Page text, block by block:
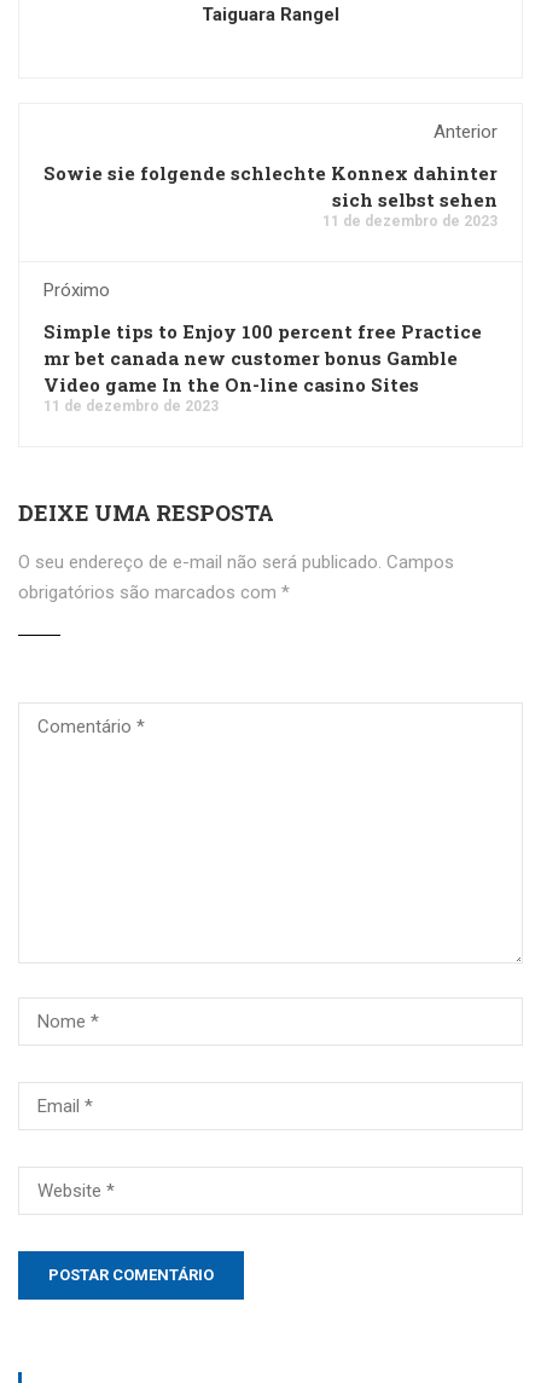
Taiguara Rangel
Anterior
Sowie sie folgende schlechte Konnex dahinter
sich selbst sehen
11 de dezembro de 2023
Próximo
Simple tips to Enjoy 100 percent free Practice
mr bet canada new customer bonus Gamble
Video game In the On-line casino Sites
11 de dezembro de 2023
DEIXE UMA RESPOSTA
O seu endereço de e-mail não será publicado. Campos
obrigatórios são marcados com *